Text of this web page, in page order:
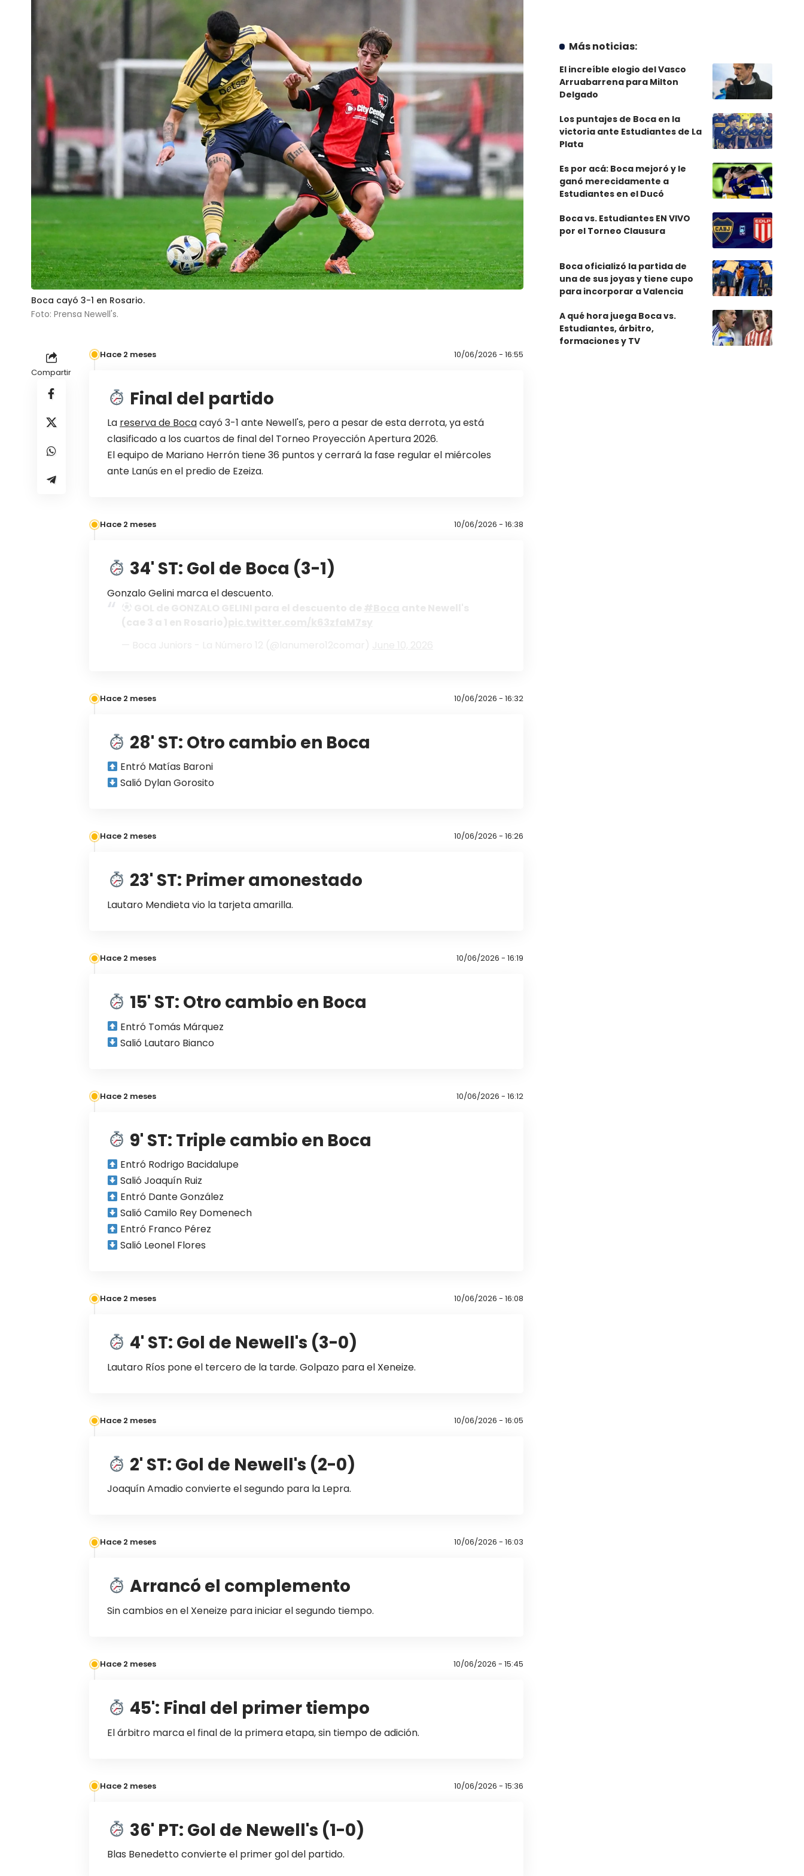
Boca cayó 3-1 en Rosario.
Foto: Prensa Newell's.
Compartir
Hace 2 meses 10/06/2026 - 16:55
Final del partido
La reserva de Bocacayó 3-1 ante Newell's, pero a pesar de esta derrota, ya está
clasificado a los cuartos de final del Torneo Proyección Apertura 2026.
El equipo de Mariano Herrón tiene 36 puntos y cerrará la fase regular el miércoles
ante Lanús en el predio de Ezeiza.
Hace 2 meses 10/06/2026 - 16:38
34' ST: Gol de Boca (3-1)
Gonzalo Gelini marca el descuento.
Hace 2 meses 10/06/2026 - 16:32
28' ST: Otro cambio en Boca
Entró Matías Baroni
Salió Dylan Gorosito
Hace 2 meses 10/06/2026 - 16:26
23' ST: Primer amonestado
Lautaro Mendieta vio la tarjeta amarilla.
Hace 2 meses 10/06/2026 - 16:19
15' ST: Otro cambio en Boca
Entró Tomás Márquez
Salió Lautaro Bianco
Hace 2 meses 10/06/2026 - 16:12
9' ST: Triple cambio en Boca
Entró Rodrigo Bacidalupe
Salió Joaquín Ruiz
Entró Dante González
Salió Camilo Rey Domenech
Entró Franco Pérez
Salió Leonel Flores
Hace 2 meses 10/06/2026 - 16:08
4' ST: Gol de Newell's (3-0)
Lautaro Ríos pone el tercero de la tarde. Golpazo para el Xeneize.
Hace 2 meses 10/06/2026 - 16:05
2' ST: Gol de Newell's (2-0)
Joaquín Amadio convierte el segundo para la Lepra.
Hace 2 meses 10/06/2026 - 16:03
Arrancó el complemento
Sin cambios en el Xeneize para iniciar el segundo tiempo.
Hace 2 meses 10/06/2026 - 15:45
45': Final del primer tiempo
El árbitro marca el final de la primera etapa, sin tiempo de adición.
Hace 2 meses 10/06/2026 - 15:36
36' PT: Gol de Newell's (1-0)
Blas Benedetto convierte el primer gol del partido.
Más noticias:
El increíble elogio del Vasco
Arruabarrena para Milton
Delgado
Los puntajes de Boca en la
victoria ante Estudiantes de La
Plata
Es por acá: Boca mejoró y le
ganó merecidamente a
Estudiantes en el Ducó
Boca vs. Estudiantes EN VIVO
por el Torneo Clausura
Boca oficializó la partida de
una de sus joyas y tiene cupo
para incorporar a Valencia
A qué hora juega Boca vs.
Estudiantes, árbitro,
formaciones y TV